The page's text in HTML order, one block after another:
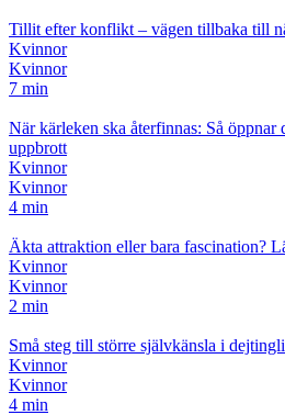
Tillit efter konflikt – vägen tillbaka till
Kvinnor
Kvinnor
7 min
När kärleken ska återfinnas: Så öppnar
uppbrott
Kvinnor
Kvinnor
4 min
Äkta attraktion eller bara fascination?
Kvinnor
Kvinnor
2 min
Små steg till större självkänsla i
Kvinnor
Kvinnor
4 min